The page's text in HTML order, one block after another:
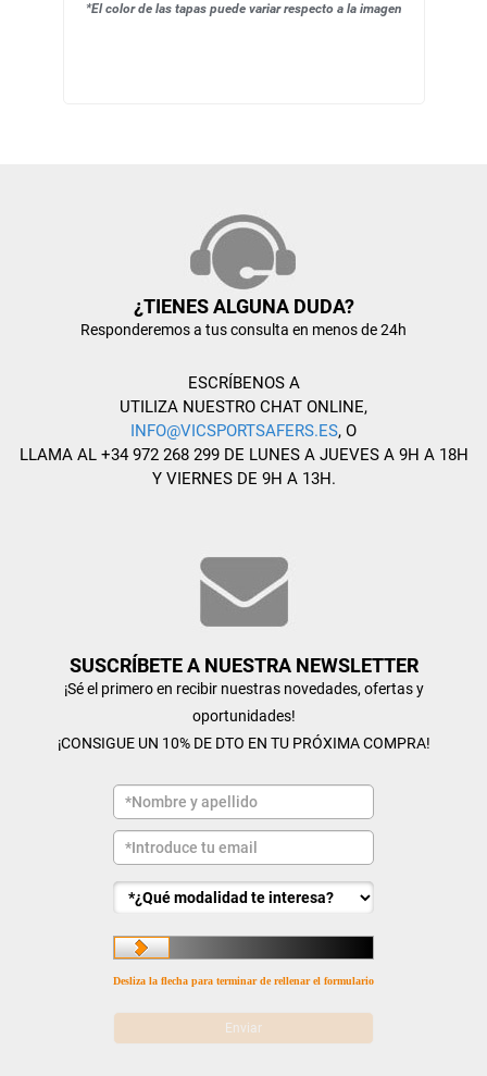
*El color de las tapas puede variar respecto a la imagen
¿TIENES ALGUNA DUDA?
Responderemos a tus consulta en menos de 24h
ESCRÍBENOS A
UTILIZA NUESTRO CHAT ONLINE,
INFO@VICSPORTSAFERS.ES, O
LLAMA AL +34 972 268 299 DE LUNES A JUEVES A 9H A 18H
Y VIERNES DE 9H A 13H.
SUSCRÍBETE A NUESTRA NEWSLETTER
¡Sé el primero en recibir nuestras novedades, ofertas y
oportunidades!
¡CONSIGUE UN 10% DE DTO EN TU PRÓXIMA COMPRA!
Desliza la flecha para terminar de rellenar el formulario